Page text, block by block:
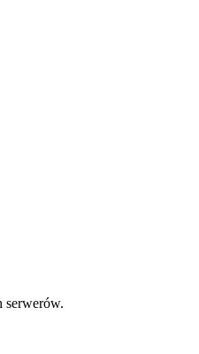
serwerów.